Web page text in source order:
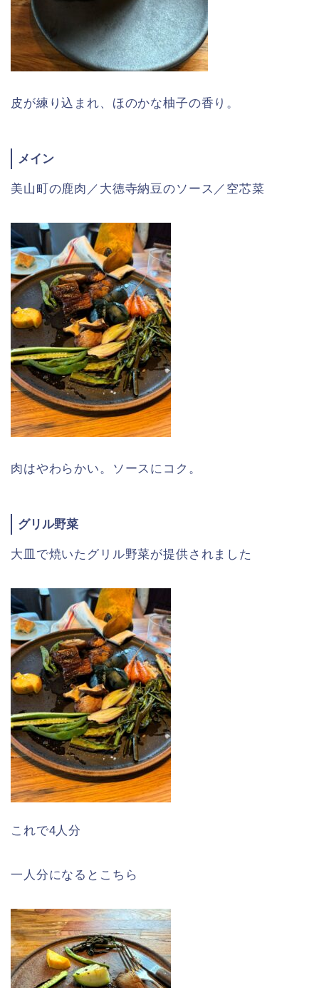
皮が練り込まれ、ほのかな柚子の香り。
メイン
美山町の鹿肉／大徳寺納豆のソース／空芯菜
肉はやわらかい。ソースにコク。
グリル野菜
大皿で焼いたグリル野菜が提供されました
これで4人分
一人分になるとこちら